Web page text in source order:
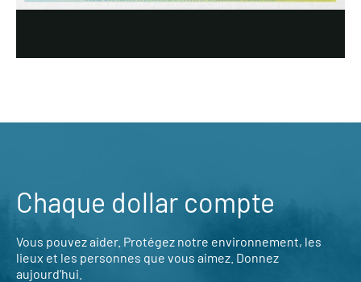
Chaque dollar compte
Vous pouvez aider. Protégez notre environnement, les
lieux et les personnes que vous aimez. Donnez
aujourd’hui.